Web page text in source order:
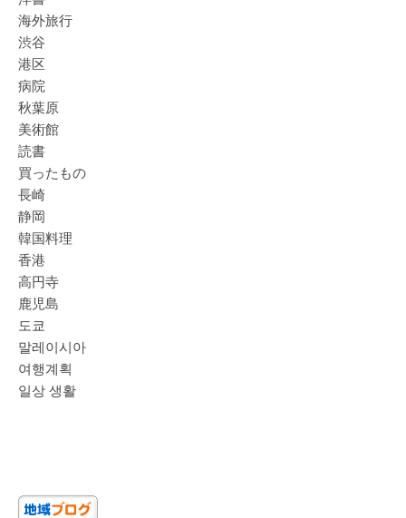
海外旅行
渋谷
港区
病院
秋葉原
美術館
読書
買ったもの
長崎
静岡
韓国料理
香港
高円寺
鹿児島
도쿄
말레이시아
여행계획
일상 생활